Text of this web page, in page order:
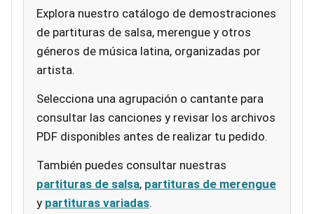
Explora nuestro catálogo de demostraciones
de partituras de salsa, merengue y otros
géneros de música latina, organizadas por
artista.
Selecciona una agrupación o cantante para
consultar las canciones y revisar los archivos
PDF disponibles antes de realizar tu pedido.
También puedes consultar nuestras
partituras de salsa, partituras de merengue
y partituras variadas.